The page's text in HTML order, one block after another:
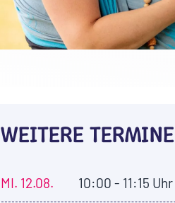
WEITERE TERMINE
MI. 12.08. 10:00 - 11:15 Uhr